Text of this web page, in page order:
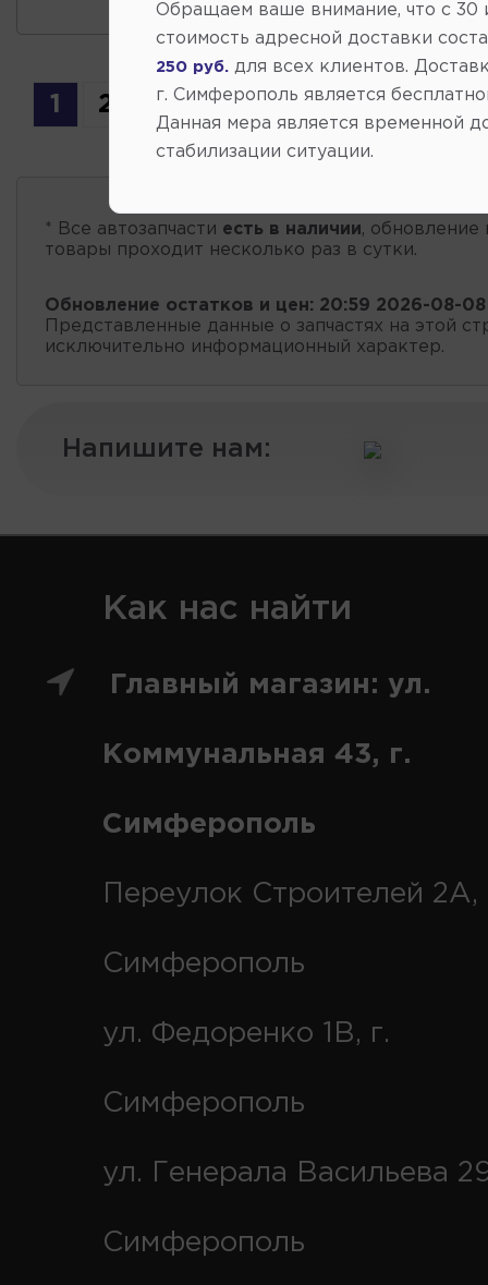
1 2
* Все автозапчасти есть в наличии, обновление
товары проходит несколько раз в сутки.
Обновление остатков и цен: 20:59 2026-08-08
Представленные данные о запчастях на этой
исключительно информационный характер.
Напишите нам:
Как нас найти
Главный магазин: ул.
Коммунальная 43, г.
Симферополь
Переулок Строителей 2А,
Симферополь
ул. Федоренко 1В, г.
Симферополь
ул. Генерала Васильева
Симферополь
Обращаем ваше внимание, что c 30
стоимость адресной доставки
250 руб.
для всех клиентов.
г. Симферополь является
Данная мера является временной
стабилизации ситуации.